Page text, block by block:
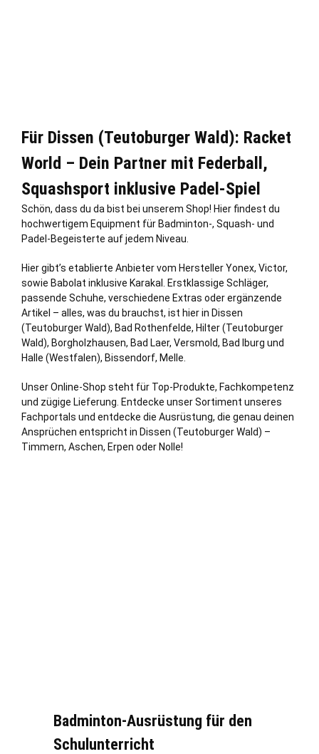
Für Dissen (Teutoburger Wald): Racket
World – Dein Partner mit Federball,
Squashsport inklusive Padel-Spiel
Schön, dass du da bist bei unserem Shop! Hier findest du
hochwertigem Equipment für Badminton-, Squash- und
Padel-Begeisterte auf jedem Niveau.
Hier gibt’s etablierte Anbieter vom Hersteller Yonex, Victor,
sowie Babolat inklusive Karakal. Erstklassige Schläger,
passende Schuhe, verschiedene Extras oder ergänzende
Artikel – alles, was du brauchst, ist hier in Dissen
(Teutoburger Wald), Bad Rothenfelde, Hilter (Teutoburger
Wald), Borgholzhausen, Bad Laer, Versmold, Bad Iburg und
Halle (Westfalen), Bissendorf, Melle
Unser Online-Shop steht für Top-Produkte, Fachkompetenz
und zügige Lieferung. Entdecke unser Sortiment unseres
Fachportals und entdecke die Ausrüstung, die genau deinen
Ansprüchen entspricht in Dissen (Teutoburger Wald) –
Timmern, Aschen, Erpen oder Nolle!
Badminton-Ausrüstung für den
Schulunterricht